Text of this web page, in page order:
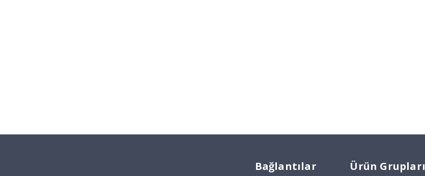
Bağlantılar Ürün Grupları